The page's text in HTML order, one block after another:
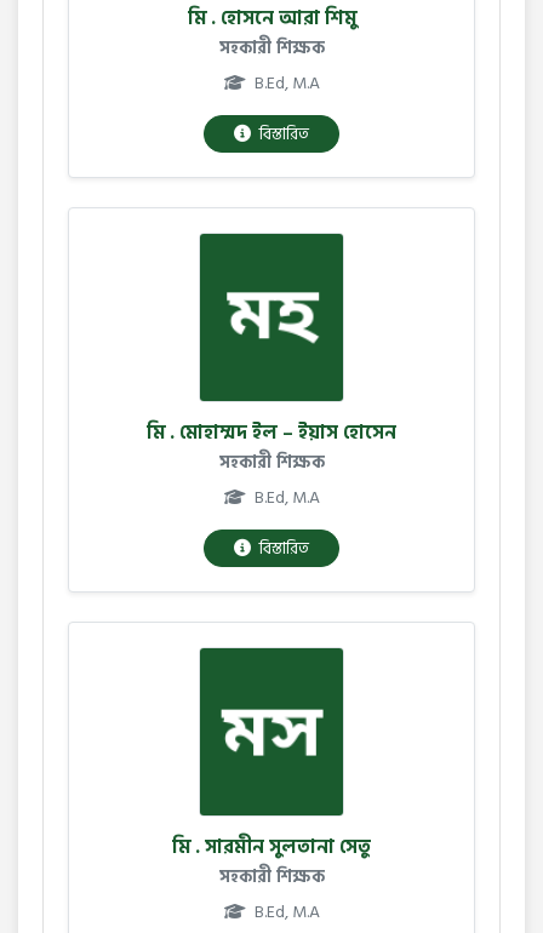
মি . হোসনে আরা শিমু
সহকারী শিক্ষক
B.Ed, M.A
বিস্তারিত
মি . মোহাম্মদ ইল – ইয়াস হোসেন
সহকারী শিক্ষক
B.Ed, M.A
বিস্তারিত
মি . সারমীন সুলতানা সেতু
সহকারী শিক্ষক
B.Ed, M.A